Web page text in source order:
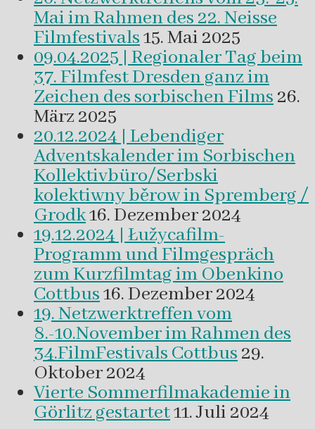
Mai im Rahmen des 22. Neisse
Filmfestivals15. Mai 2025
09.04.2025 | Regionaler Tag beim
37. Filmfest Dresden ganz im
Zeichen des sorbischen Films26.
März 2025
20.12.2024 | Lebendiger
Adventskalender im Sorbischen
Kollektivbüro/Serbski
kolektiwny běrow in Spremberg /
Grodk16. Dezember 2024
19.12.2024 | Łužycafilm-
Programm und Filmgespräch
zum Kurzfilmtag im Obenkino
Cottbus16. Dezember 2024
19. Netzwerktreffen vom
8.-10.November im Rahmen des
34.FilmFestivals Cottbus29.
Oktober 2024
Vierte Sommerfilmakademie in
Görlitz gestartet11. Juli 2024